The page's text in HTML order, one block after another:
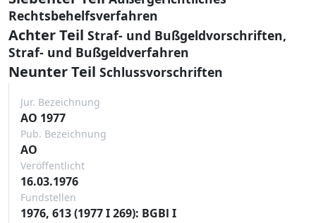
Rechtsbehelfsverfahren
Achter Teil Straf- und Bußgeldvorschriften,
Straf- und Bußgeldverfahren
Neunter Teil Schlussvorschriften
Jur. Bezeichnung
AO 1977
Pub. Bezeichnung
AO
Veröffentlicht
16.03.1976
Fundstellen
1976, 613 (1977 I 269): BGBl I